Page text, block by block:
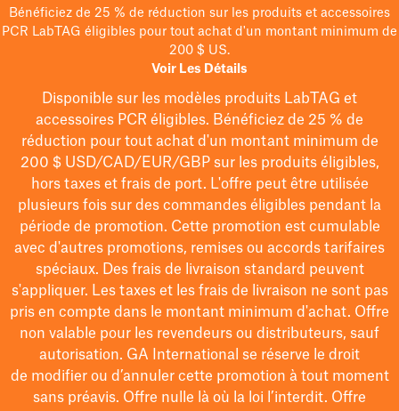
Bénéficiez de 25 % de réduction sur les produits et accessoires
PCR LabTAG éligibles pour tout achat d'un montant minimum de
200 $ US.
Voir Les Détails
Disponible sur les modèles produits LabTAG et
accessoires PCR éligibles. Bénéficiez de 25 % de
réduction pour tout achat d'un montant minimum de
200 $USD/CAD/EUR/GBPsur les produits éligibles,
hors taxes et frais de port. L'offre peut être utilisée
plusieurs fois sur des commandes éligibles pendant la
période de promotion. Cette promotion est cumulable
avec d'autres promotions, remises ou accords tarifaires
spéciaux. Des frais de livraison standard peuvent
s'appliquer. Les taxes et les frais de livraison ne sont pas
pris en compte dans le montant minimum d'achat. Offre
non valable pour les revendeurs ou distributeurs, sauf
autorisation. GA International se réserve le droit
de modifierou d’annuler cette promotion à tout moment
sans préavis. Offre nulle là où la loi l’interdit. Offre